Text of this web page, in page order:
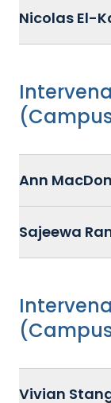
Nicolas El-
Ann
Sajeewa
Vivian